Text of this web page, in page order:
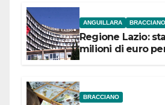
ANGUILLARA BRACCIANO
Regione Lazio:
milioni di euro
BRACCIANO